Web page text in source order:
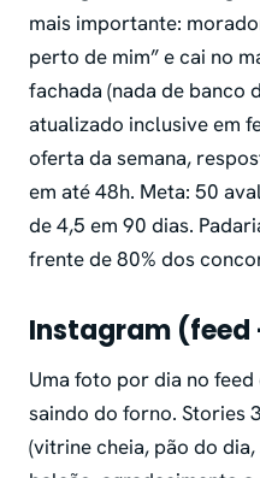
mais importante:
perto de mim” e cai no
fachada (nada de banco
atualizado inclusive em
oferta da semana,
em até 48h. Meta: 50
de 4,5 em 90 dias.
frente de 80% dos
Instagram (feed
Uma foto por dia no
saindo do forno. Stories
(vitrine cheia, pão do